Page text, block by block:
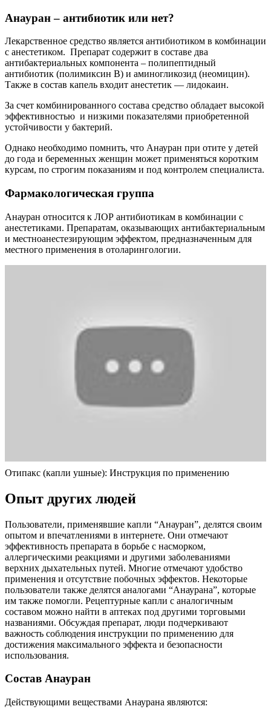
Анауран – антибиотик или нет?
Лекарственное средство является антибиотиком в комбинации
с анестетиком. Препарат содержит в составе два
антибактериальных компонента – полипептидный
антибиотик (полимиксин В) и аминогликозид (неомицин).
Также в состав капель входит анестетик — лидокаин.
За счет комбинированного состава средство обладает высокой
эффективностью и низкими показателями приобретенной
устойчивости у бактерий.
Однако необходимо помнить, что Анауран при отите у детей
до года и беременных женщин может применяться коротким
курсам, по строгим показаниям и под контролем специалиста.
Фармакологическая группа
Анауран относится к ЛОР антибиотикам в комбинации с
анестетиками. Препаратам, оказывающих антибактериальным
и местноанестезирующим эффектом, предназначенным для
местного применения в отоларингологии.
Отипакс (капли ушные): Инструкция по применению
Опыт других людей
Пользователи, применявшие капли “Анауран”, делятся своим
опытом и впечатлениями в интернете. Они отмечают
эффективность препарата в борьбе с насморком,
аллергическими реакциями и другими заболеваниями
верхних дыхательных путей. Многие отмечают удобство
применения и отсутствие побочных эффектов. Некоторые
пользователи также делятся аналогами “Анаурана”, которые
им также помогли. Рецептурные капли с аналогичным
составом можно найти в аптеках под другими торговыми
названиями. Обсуждая препарат, люди подчеркивают
важность соблюдения инструкции по применению для
достижения максимального эффекта и безопасности
использования.
Состав Анауран
Действующими веществами Анаурана являются: